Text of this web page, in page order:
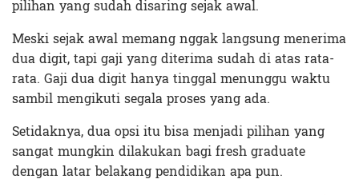
pilihan yang sudah disaring sejak awal.
Meski sejak awal memang nggak langsung menerima
dua digit, tapi gaji yang diterima sudah di atas rata-
rata. Gaji dua digit hanya tinggal menunggu waktu
sambil mengikuti segala proses yang ada.
Setidaknya, dua opsi itu bisa menjadi pilihan yang
sangat mungkin dilakukan bagi fresh graduate
dengan latar belakang pendidikan apa pun.